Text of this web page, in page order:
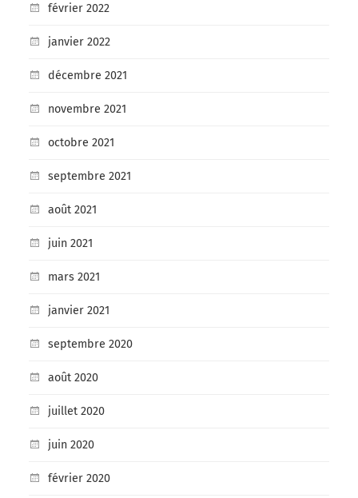
février 2022
janvier 2022
décembre 2021
novembre 2021
octobre 2021
septembre 2021
août 2021
juin 2021
mars 2021
janvier 2021
septembre 2020
août 2020
juillet 2020
juin 2020
février 2020